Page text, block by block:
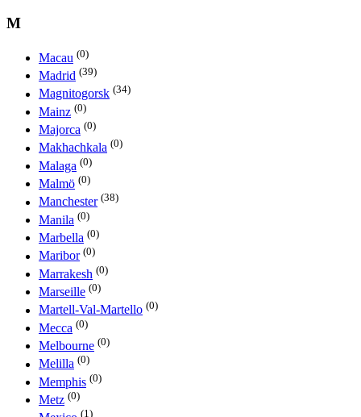
M
Macau (0)
Madrid (39)
Magnitogorsk (34)
Mainz (0)
Majorca (0)
Makhachkala (0)
Malaga (0)
Malmö (0)
Manchester (38)
Manila (0)
Marbella (0)
Maribor (0)
Marrakesh (0)
Marseille (0)
Martell-Val-Martello (0)
Mecca (0)
Melbourne (0)
Melilla (0)
Memphis (0)
Metz (0)
(1)